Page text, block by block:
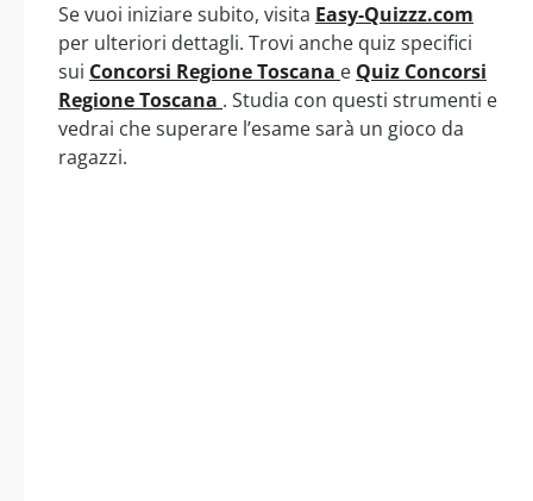
Se vuoi iniziare subito, visita Easy-Quizzz.com
per ulteriori dettagli. Trovi anche quiz specifici
sui Concorsi Regione Toscana e Quiz Concorsi
Regione Toscana . Studia con questi strumenti e
vedrai che superare l’esame sarà un gioco da
ragazzi.